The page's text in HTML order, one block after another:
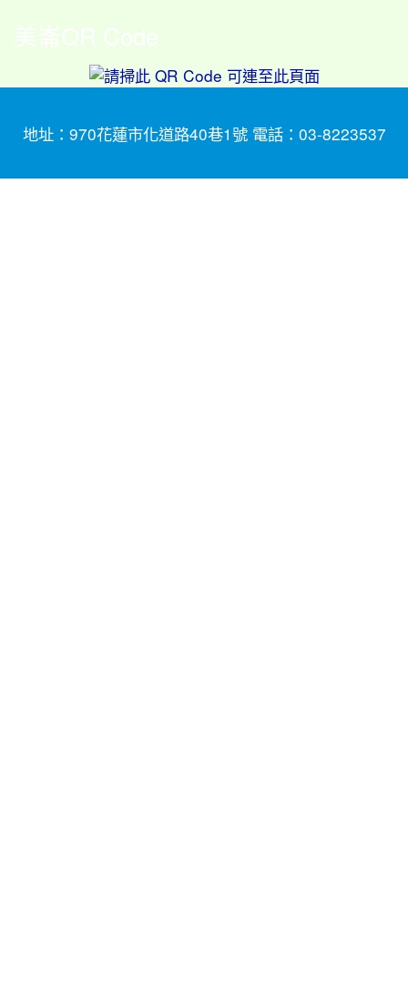
美崙QR Code
地址：970花蓮市化道路40巷1號 電話：03-8223537